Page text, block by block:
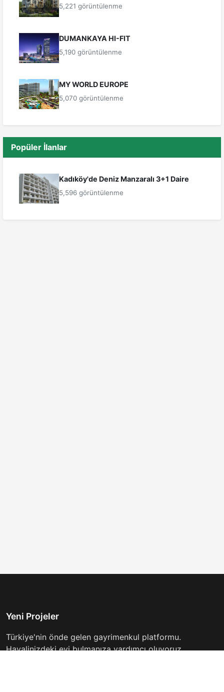
5,221 görüntülenme
DUMANKAYA HI-FIT
5,190 görüntülenme
MY WORLD EUROPE
5,070 görüntülenme
Popüler İlanlar
Kadıköy'de Deniz Manzaralı 3+1 Daire
5,596 görüntülenme
Yeni Projeler
Türkiye'nin önde gelen gayrimenkul platformu.
Hayalinizdeki evi bulmanıza yardımcı oluyoruz.